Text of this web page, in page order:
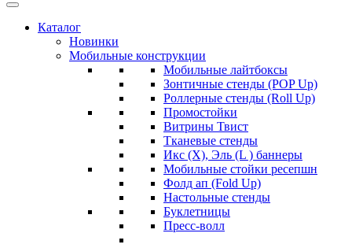
Каталог
Новинки
Мобильные конструкции
Мобильные лайтбоксы
Зонтичные стенды (POP Up)
Роллерные стенды (Roll Up)
Промостойки
Витрины Твист
Тканевые стенды
Икс (X), Эль (L ) баннеры
Мобильные стойки ресепшн
Фолд ап (Fold Up)
Настольные стенды
Буклетницы
Пресс-волл